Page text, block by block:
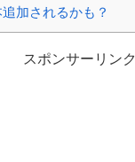
加されるかも？
スポンサーリンク